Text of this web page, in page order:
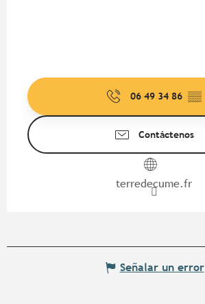
06 49 34 86 ▒▒
Contáctenos
terredecume.fr
Señalar un error